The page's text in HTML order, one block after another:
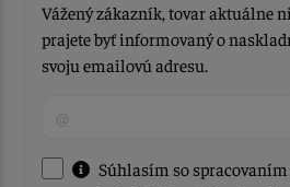
Vážený zákazník, tovar aktuálne
prajete byť informovaný o
svoju emailovú adresu.
Súhlasím so